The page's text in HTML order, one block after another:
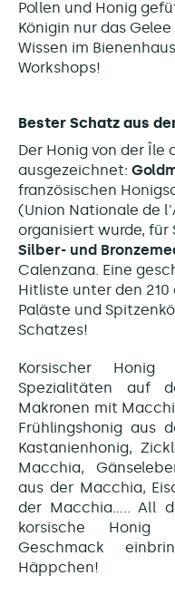
Pollen und Honig
Königin nur das
Wissen im
Workshops!
Bester Schatz aus
Der Honig von der Île
ausgezeichnet:
französischen
(Union Nationale de
organisiert wurde, für
Silber- und
Calenzana. Eine
Hitliste unter den
Paläste und
Schatzes!
Korsischer
Spezialitäten auf
Makronen mit
Frühlingshonig aus
Kastanienhonig,
Macchia,
aus der Macchia,
der Macchia..... All
korsische Honig
Geschmack
Häppchen!